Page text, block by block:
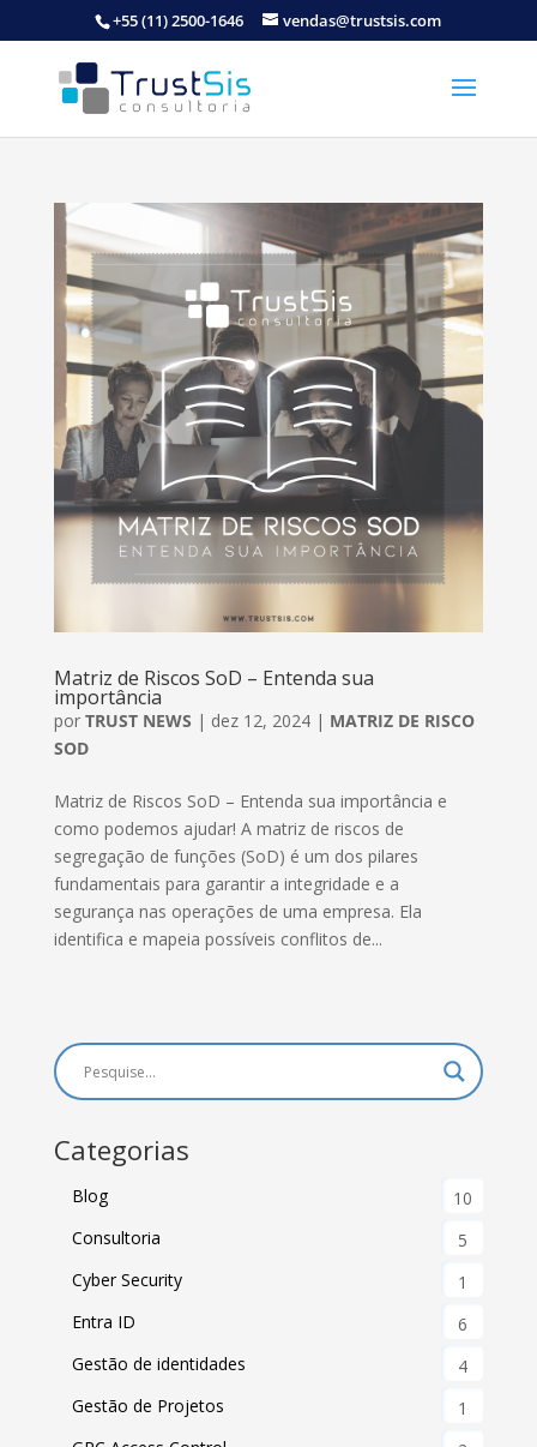
+55 (11) 2500-1646 vendas@trustsis.com
Matriz de Riscos SoD – Entenda sua
importância
por TRUST NEWS | dez 12, 2024| MATRIZ DE RISCO
SOD
Matriz de Riscos SoD – Entenda sua importância e
como podemos ajudar! A matriz de riscos de
segregação de funções (SoD) é um dos pilares
fundamentais para garantir a integridade e a
segurança nas operações de uma empresa. Ela
identifica e mapeia possíveis conflitos de...
Categorias
Blog
10
Consultoria
5
Cyber Security
1
Entra ID
6
Gestão de identidades
4
Gestão de Projetos
1